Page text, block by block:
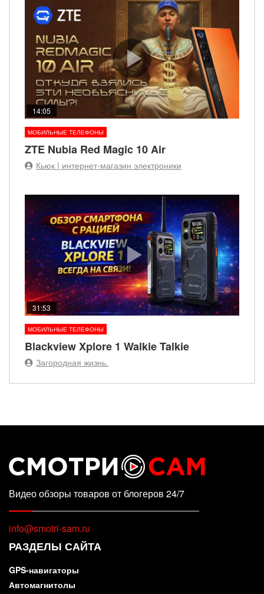
14:05
МОБИЛЬНЫЕ ТЕЛЕФОНЫ
ZTE Nubia Red Magic 10 Air
Кьюк | интернет-магазин электроники
31:53
МОБИЛЬНЫЕ ТЕЛЕФОНЫ
Blackview Xplore 1 Walkie Talkie
Загородная жизнь.
Видео обзоры товаров от блогеров 24/7
info@smotri-sam.ru
РАЗДЕЛЫ САЙТА
GPS-навигаторы
Автомагнитолы